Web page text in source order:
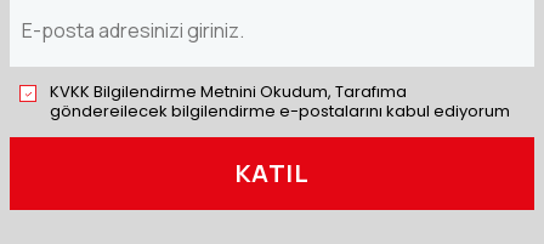
KVKK Bilgilendirme Metnini Okudum, Tarafıma
göndereilecek bilgilendirme e-postalarını kabul ediyorum
KATIL